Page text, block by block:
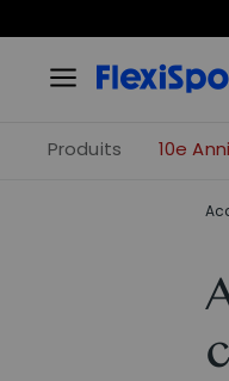
Produits 10e